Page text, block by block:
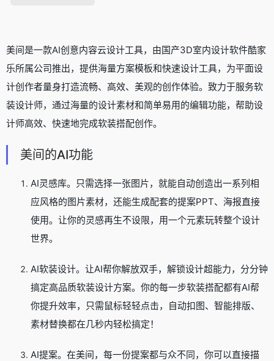
美间是一款AI创意内容云设计工具，由国产3D室内设计软件酷家
乐所属公司推出，提供海量方案模板和快速设计工具，为平面设
计创作者量身打造流畅、高效、美观的创作体验。致力于服务软
装设计师，通过海量的设计素材和简单易用的编辑功能，帮助设
计师高效、快速地完成软装搭配创作。
美间的AI功能
AI灵感库。只需选择一张图片，就能自动创造出一系列相
应风格的图片素材，还能生成配套的提案PPT、海报直接
使用。让你的灵感再生不设限，用一个元素玩转整个设计
世界。
AI软装设计。让AI帮你解放双手，解锁设计超能力，分分钟
搞定高品质软装设计方案。你的每一步软装搭配都有AI帮
你提升效率，只需鼠标轻轻点击，自动扣图、智能排版、
素材替换都在几秒内轻松搞定！
AI提案。在美间，每一份提案都与众不同，你可以直接描